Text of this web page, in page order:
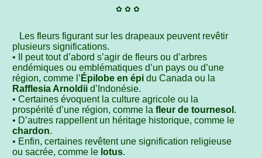
✿ ✿ ✿
Les fleurs figurant sur les drapeaux peuvent revêtir
plusieurs significations.
• Il peut tout d’abord s’agir de fleurs ou d’arbres
endémiques ou emblématiques d’un pays ou d’une
région, comme l’ Épilobe en épi du Canada ou la
Rafflesia Arnoldii d’Indonésie.
• Certaines évoquent la culture agricole ou la
prospérité d’une région, comme lafleur de tournesol .
• D’autres rappellent un héritage historique, comme le
chardon.
• Enfin, certaines revêtent une signification religieuse
ou sacrée, comme le lotus.